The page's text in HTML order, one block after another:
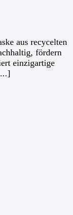
aus recycelten
fördern
einzigartige